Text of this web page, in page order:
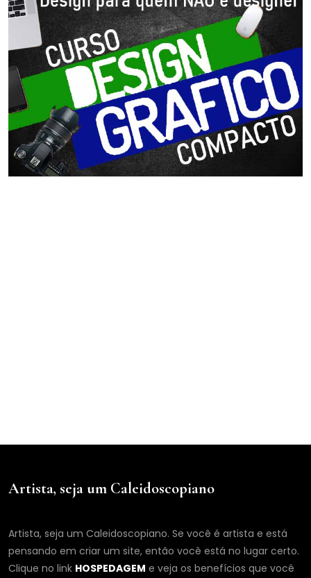
Artista, seja um Caleidoscopiano
Artista, seja um Caleidoscopiano. Se você é artista e está
pensando em criar um site, então você está no lugar certo.
Clique no link HOSPEDAGEM e veja os benefícios que você